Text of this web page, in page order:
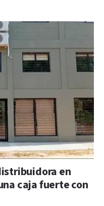
en
caja fuerte con